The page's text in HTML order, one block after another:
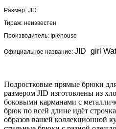
Размер: JID
Тираж: неизвестен
Производитель: Iplehouse
Официальное название: JID_girl
Подростковые прямые брюки
размером JID изготовлены из
боковыми карманами с
брюк по всей длине идёт
образов вашей коллекционной